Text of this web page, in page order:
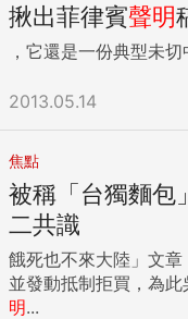
揪出菲律賓聲明
，它還是一份典型未
2013.05.14
焦點
被稱「台獨麵包
二共識
餓死也不來大陸」文
並發動抵制拒買，為
明...